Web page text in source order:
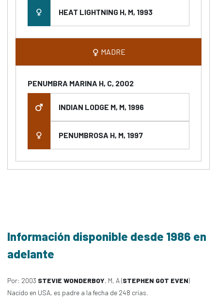
HEAT LIGHTNING H, M, 1993
MADRE
PENUMBRA MARINA H, C, 2002
INDIAN LODGE M, M, 1996
PENUMBROSA H, M, 1997
Información disponible desde 1986 en
adelante
Por: 2003 STEVIE WONDERBOY, M, A (STEPHEN GOT EVEN)
Nacido en USA, es padre a la fecha de 248 crías.